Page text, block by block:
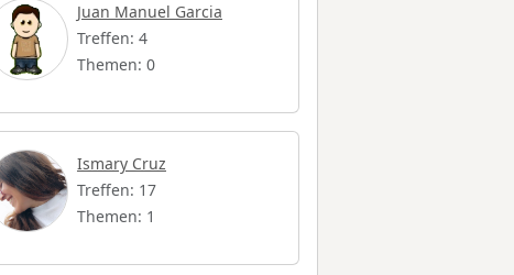
Juan Manuel Garcia
Treffen: 4
Themen: 0
Ismary Cruz
Treffen: 17
Themen: 1